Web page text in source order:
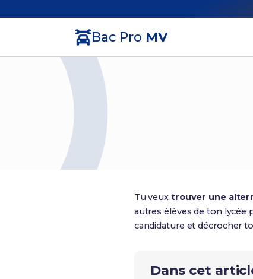
Bac Pro MV
Tu veux trouver une
autres élèves de ton
candidature et décrocher
Dans cet